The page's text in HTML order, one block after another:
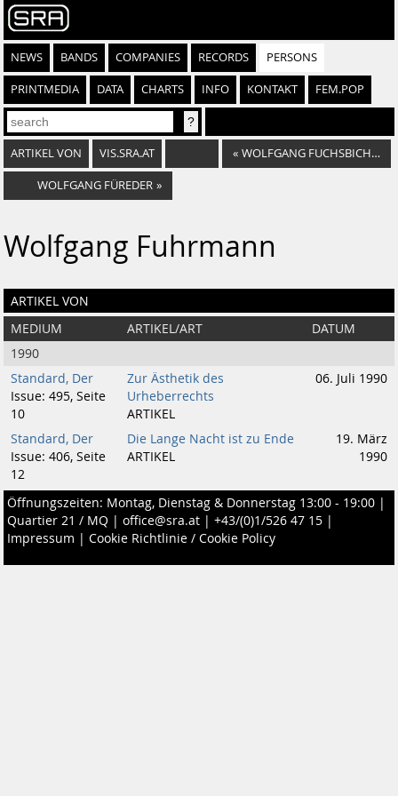
NEWS BANDS COMPANIES RECORDS PERSONS
PRINTMEDIA DATA CHARTS INFO KONTAKT FEM.POP
ARTIKEL VON VIS.SRA.AT « WOLFGANG FUCHSBICHLER
WOLFGANG FÜREDER »
Wolfgang Fuhrmann
ARTIKEL VON
MEDIUM ARTIKEL/ART
DATUM
1990
Standard, Der
Issue: 495, Seite
10
Zur Ästhetik des
Urheberrechts
ARTIKEL
06. Juli 1990
Standard, Der
Issue: 406, Seite
12
Die Lange Nacht ist zu Ende
ARTIKEL
19. März
1990
Öffnungszeiten: Montag, Dienstag & Donnerstag 13:00 - 19:00 |
Quartier 21 / MQ | office@sra.at | +43/(0)1/526 47 15 |
Impressum | Cookie Richtlinie / Cookie Policy